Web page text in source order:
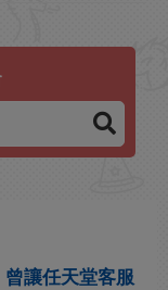
讓任天堂客服